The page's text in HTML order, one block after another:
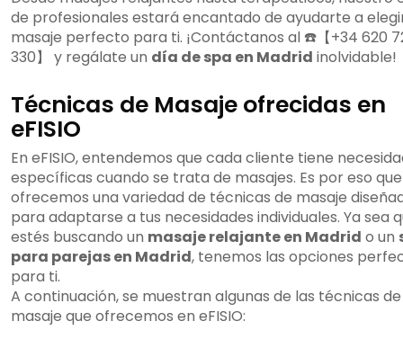
de profesionales estará encantado de ayudarte a
masaje perfecto para ti. ¡Contáctanos al ☎️【+34 620
330】 y regálate un día de spa en Madrid inolvidable!
Técnicas de Masaje ofrecidas en
eFISIO
En eFISIO, entendemos que cada cliente tiene
específicas cuando se trata de masajes. Es por eso que
ofrecemos una variedad de técnicas de masaje
para adaptarse a tus necesidades individuales. Ya sea
estés buscando un masaje relajante en Madrid o un
para parejas en Madrid, tenemos las opciones
para ti.
A continuación, se muestran algunas de las técnicas de
masaje que ofrecemos en eFISIO: